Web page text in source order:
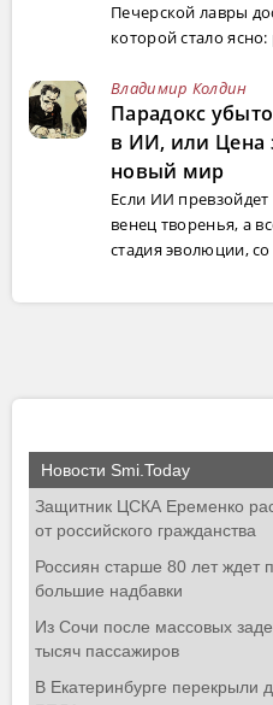
Печерской лавры
которой стало
Владимир Колдин
Парадокс
в ИИ, или Цена
новый мир
Если ИИ
венец творенья, а
стадия эволюции,